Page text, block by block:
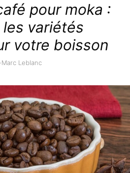
pour moka :
variétés
votre boisson
Leblanc